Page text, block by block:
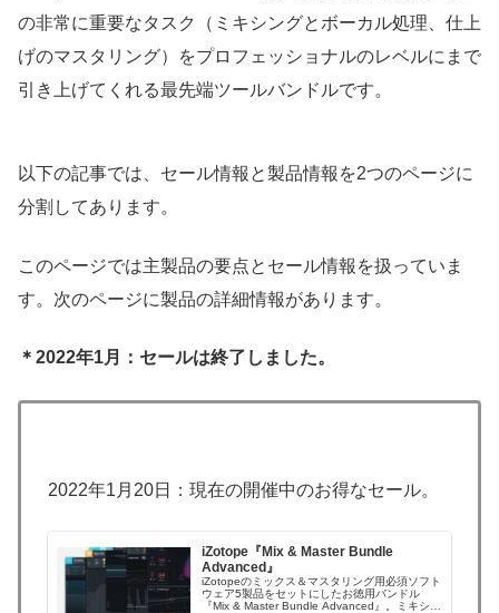
の非常に重要なタスク（ミキシングとボーカル処理、仕上
げのマスタリング）をプロフェッショナルのレベルにまで
引き上げてくれる最先端ツールバンドルです。
以下の記事では、セール情報と製品情報を2つのページに
分割してあります。
このページでは主製品の要点とセール情報を扱っていま
す。次のページに製品の詳細情報があります。
＊2022年1月：セールは終了しました。
2022年1月20日：現在の開催中のお得なセール。
iZotope『Mix & Master Bundle
Advanced』
iZotopeのミックス＆マスタリング用必須ソフト
ウェア5製品をセットにしたお徳用バンドル
『Mix & Master Bundle Advanced』。ミキシン